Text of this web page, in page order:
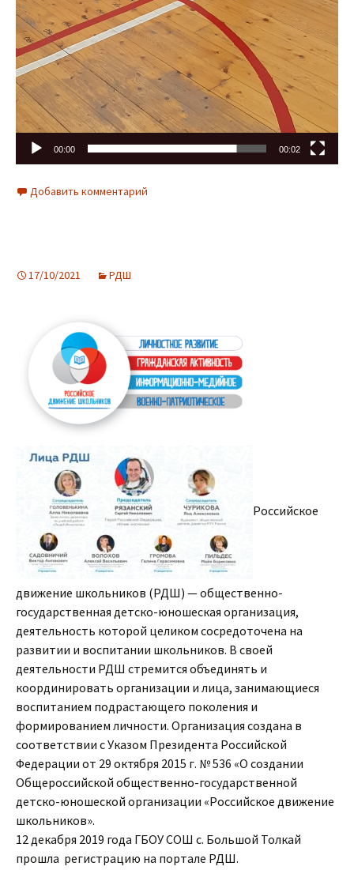
00:00 00:02
Добавить комментарий
17/10/2021 РДШ
Российское
движение школьников (РДШ) — общественно-
государственная детско-юношеская организация,
деятельность которой целиком сосредоточена на
развитии и воспитании школьников. В своей
деятельности РДШ стремится объединять и
координировать организации и лица, занимающиеся
воспитанием подрастающего поколения и
формированием личности. Организация создана в
соответствии с Указом Президента Российской
Федерации от 29 октября 2015 г. № 536 «О создании
Общероссийской общественно-государственной
детско-юношеской организации «Российское движение
школьников».
12 декабря 2019 года ГБОУ СОШ с. Большой Толкай
прошла регистрацию на портале РДШ.